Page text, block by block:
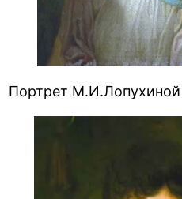
Портрет М.И.Лопухиной